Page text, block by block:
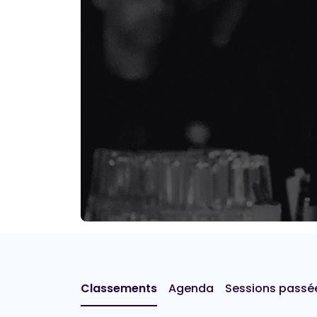
Classements Agenda Sessions